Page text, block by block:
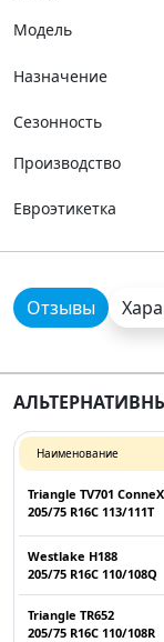
Модель
Назначение
Сезонность
Производство
Евроэтикетка
Отзывы
Наименование
Triangle TV701
205/75 R16C 113/111T
Westlake H188
205/75 R16C 110/108Q
Triangle TR652
205/75 R16C 110/108R